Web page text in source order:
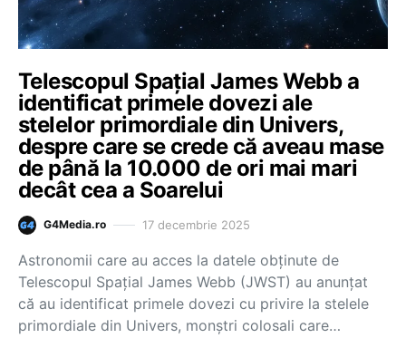
Telescopul Spaţial James Webb a
identificat primele dovezi ale
stelelor primordiale din Univers,
despre care se crede că aveau mase
de până la 10.000 de ori mai mari
decât cea a Soarelui
G4Media.ro 17 decembrie 2025
Astronomii care au acces la datele obţinute de
Telescopul Spaţial James Webb (JWST) au anunţat
că au identificat primele dovezi cu privire la stelele
primordiale din Univers, monştri colosali care…